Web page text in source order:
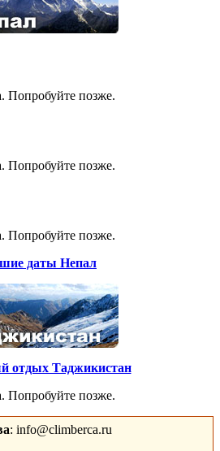
Попробуйте позже.
Попробуйте позже.
Попробуйте позже.
даты Непал
отдых Таджикистан
Попробуйте позже.
: info@climberca.ru